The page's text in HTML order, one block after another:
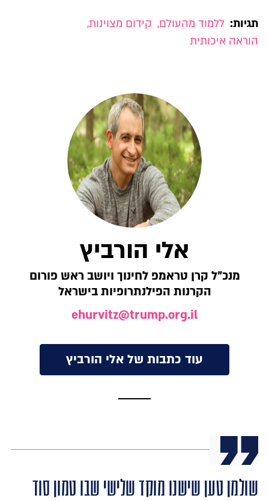
תגיות: ללמוד מהעולם, קידום מצוינות,
הוראה איכותית
אלי הורביץ
מנכ"ל קרן טראמפ לחינוך ויושב ראש פורום
הקרנות הפילנתרופיות בישראל
ehurvitz@trump.org.il
עוד כתבות של אלי הורביץ
שולמן טען שישנו מוקד שלישי שבו טמון סוד